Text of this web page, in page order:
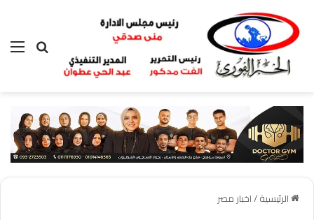
بحث عن
الرئيسية/اخبار مصر